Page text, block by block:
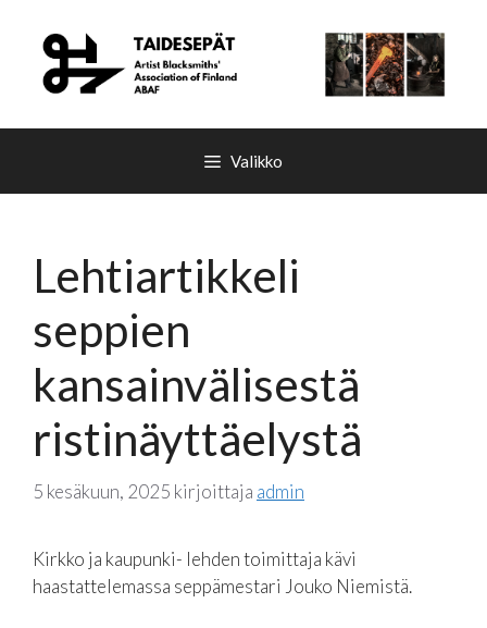
sisältöön
Valikko
Lehtiartikkeli
seppien
kansainvälisestä
ristinäyttäelystä
5 kesäkuun, 2025 kirjoittaja admin
Kirkko ja kaupunki- lehden toimittaja kävi
haastattelemassa seppämestari Jouko Niemistä.